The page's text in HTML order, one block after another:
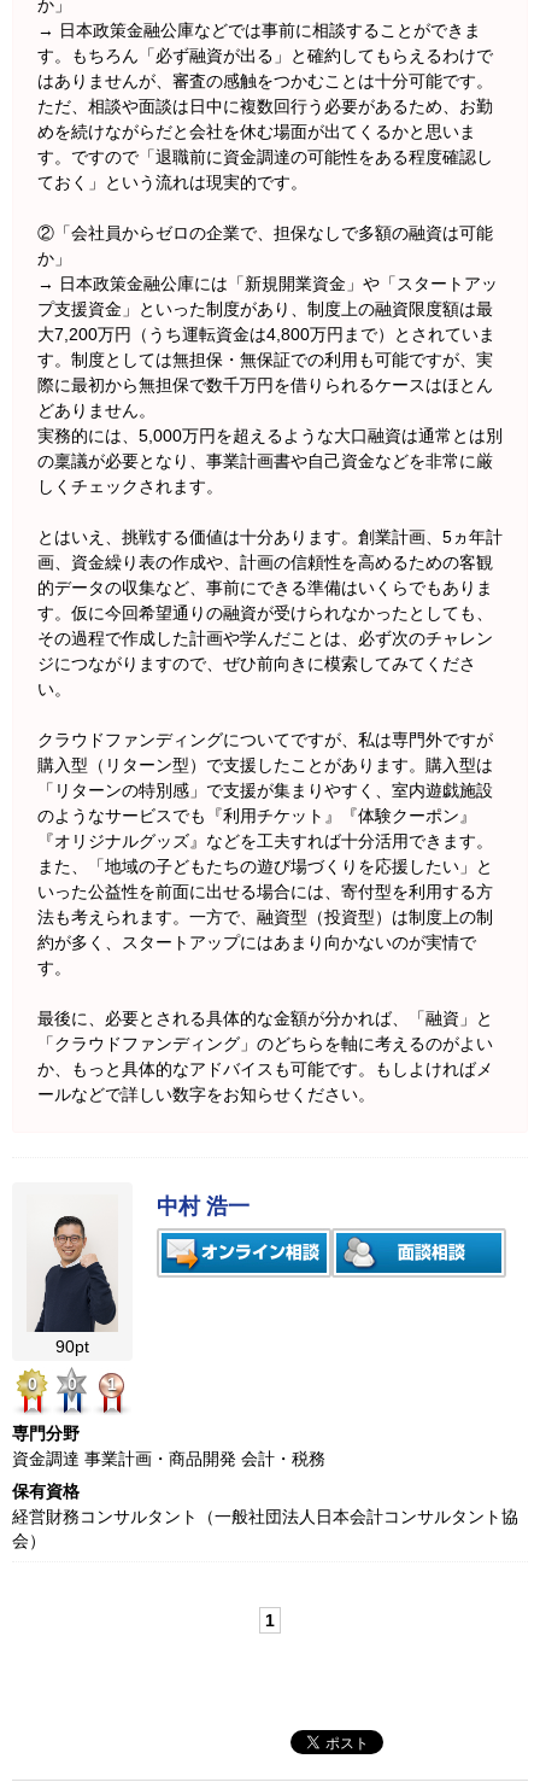
か」
→ 日本政策金融公庫などでは事前に相談することができま
す。もちろん「必ず融資が出る」と確約してもらえるわけで
はありませんが、審査の感触をつかむことは十分可能です。
ただ、相談や面談は日中に複数回行う必要があるため、お勤
めを続けながらだと会社を休む場面が出てくるかと思いま
す。ですので「退職前に資金調達の可能性をある程度確認し
ておく」という流れは現実的です。
②「会社員からゼロの企業で、担保なしで多額の融資は可能
か」
→ 日本政策金融公庫には「新規開業資金」や「スタートアッ
プ支援資金」といった制度があり、制度上の融資限度額は最
大7,200万円（うち運転資金は4,800万円まで）とされていま
す。制度としては無担保・無保証での利用も可能ですが、実
際に最初から無担保で数千万円を借りられるケースはほとん
どありません。
実務的には、5,000万円を超えるような大口融資は通常とは別
の稟議が必要となり、事業計画書や自己資金などを非常に厳
しくチェックされます。
とはいえ、挑戦する価値は十分あります。創業計画、5ヵ年計
画、資金繰り表の作成や、計画の信頼性を高めるための客観
的データの収集など、事前にできる準備はいくらでもありま
す。仮に今回希望通りの融資が受けられなかったとしても、
その過程で作成した計画や学んだことは、必ず次のチャレン
ジにつながりますので、ぜひ前向きに模索してみてくださ
い。
クラウドファンディングについてですが、私は専門外ですが
購入型（リターン型）で支援したことがあります。購入型は
「リターンの特別感」で支援が集まりやすく、室内遊戯施設
のようなサービスでも『利用チケット』『体験クーポン』
『オリジナルグッズ』などを工夫すれば十分活用できます。
また、「地域の子どもたちの遊び場づくりを応援したい」と
いった公益性を前面に出せる場合には、寄付型を利用する方
法も考えられます。一方で、融資型（投資型）は制度上の制
約が多く、スタートアップにはあまり向かないのが実情で
す。
最後に、必要とされる具体的な金額が分かれば、「融資」と
「クラウドファンディング」のどちらを軸に考えるのがよい
か、もっと具体的なアドバイスも可能です。もしよければメ
ールなどで詳しい数字をお知らせください。
90pt
0
0 1
中村 浩一
専門分野
資金調達 事業計画・商品開発 会計・税務
保有資格
経営財務コンサルタント（一般社団法人日本会計コンサルタント協
会）
1